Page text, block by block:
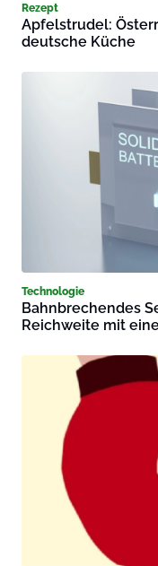
Rezept
Apfelstrudel:
deutsche Küche
Technologie
Bahnbrechendes
Reichweite mit